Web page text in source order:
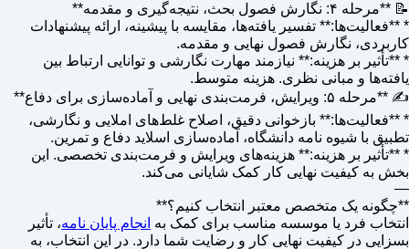
📝 **مرحله ۴: نگارش فصول بحث، نتیجه‌گیری و مقدمه**
* **فعالیت‌ها:** تفسیر یافته‌ها، مقایسه با پیشینه، ارائه پیشنهادات
کاربردی، نگارش فصول نهایی و مقدمه.
* **تأثیر بر هزینه:** نیازمند مهارت نگارشی و توانایی ارتباط بین
یافته‌ها و مبانی نظری. هزینه متوسط.
✍️ **مرحله ۵: ویرایش، فرمت‌بندی نهایی و آماده‌سازی برای دفاع**
* **فعالیت‌ها:** بازخوانی دقیق، اصلاح غلط‌های املایی و نگارشی،
تطبیق با شیوه نامه دانشگاه، آماده‌سازی اسلاید دفاع و تمرین.
* **تأثیر بر هزینه:** هزینه‌های ویرایش و فرمت‌بندی تخصصی. این
بخش به کیفیت نهایی کار کمک شایانی می‌کند.
—
**چگونه یک متخصص معتبر انتخاب کنیم؟**
انتخاب فرد یا موسسه مناسب برای کمک به انجام پایان نامه، تأثیر
بسزایی در کیفیت نهایی کار و رضایت شما دارد. در این انتخاب، به